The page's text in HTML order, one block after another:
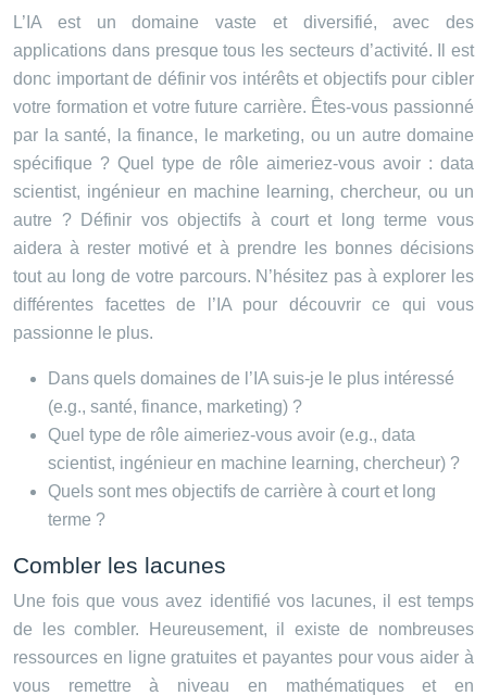
L’IA est un domaine vaste et diversifié, avec des
applications dans presque tous les secteurs d’activité. Il est
donc important de définir vos intérêts et objectifs pour cibler
votre formation et votre future carrière. Êtes-vous passionné
par la santé, la finance, le marketing, ou un autre domaine
spécifique ? Quel type de rôle aimeriez-vous avoir : data
scientist, ingénieur en machine learning, chercheur, ou un
autre ? Définir vos objectifs à court et long terme vous
aidera à rester motivé et à prendre les bonnes décisions
tout au long de votre parcours. N’hésitez pas à explorer les
différentes facettes de l’IA pour découvrir ce qui vous
passionne le plus.
Dans quels domaines de l’IA suis-je le plus intéressé
(e.g., santé, finance, marketing) ?
Quel type de rôle aimeriez-vous avoir (e.g., data
scientist, ingénieur en machine learning, chercheur) ?
Quels sont mes objectifs de carrière à court et long
terme ?
Combler les lacunes
Une fois que vous avez identifié vos lacunes, il est temps
de les combler. Heureusement, il existe de nombreuses
ressources en ligne gratuites et payantes pour vous aider à
vous remettre à niveau en mathématiques et en